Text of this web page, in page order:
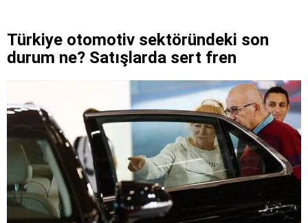
Türkiye otomotiv sektöründeki son
durum ne? Satışlarda sert fren